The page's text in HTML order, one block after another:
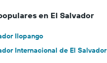
en El Salvador
Ilopango
Internacional de El Salvador